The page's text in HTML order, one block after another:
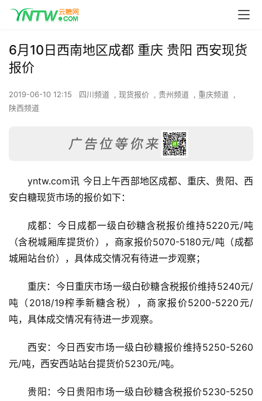
6月10日西南地区成都 重庆 贵阳 西安现货
报价
2019-06-10 12:15 四川频道 , 现货报价 , 贵州频道 , 重庆频道
,
陕西频道
yntw.com讯 今日上午西部地区成都、重庆、贵阳、西
安白糖现货市场的报价如下：
成都：今日成都一级白砂糖含税报价维持5220元/吨
（含税城厢库提货价），商家报价5070-5180元/吨（成都
城厢站台价），具体成交情况有待进一步观察；
重庆：今日重庆市场一级白砂糖含税报价维持5240元/
吨（2018/19榨季新糖含税），商家报价5200-5220元/
吨，具体成交情况有待进一步观察。
西安：今日西安市场一级白砂糖报价维持5250-5260
元/吨，西安西站站台提货价5230元/吨。
贵阳：今日贵阳市场一级白砂糖含税报价5230-5250